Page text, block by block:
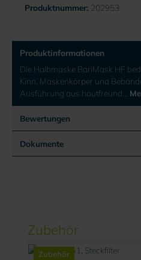
Produktnummer: 202953
Produktinformationen
Die Halbmaske BariMask HF
Kinn. Maskenkörper und
Ausführung aus hautfreund…
Bewertungen
Dokumente
Produktgalerie überspringen
Zubehör
Zubehör